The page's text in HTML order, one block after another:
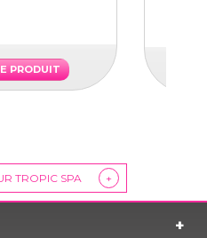
PRODUIT
TROPIC SPA +